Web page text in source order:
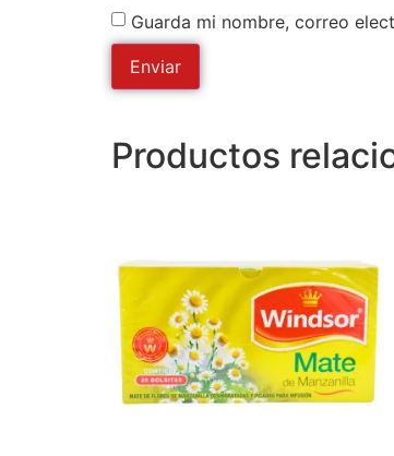
Guarda mi nombre, correo
Productos